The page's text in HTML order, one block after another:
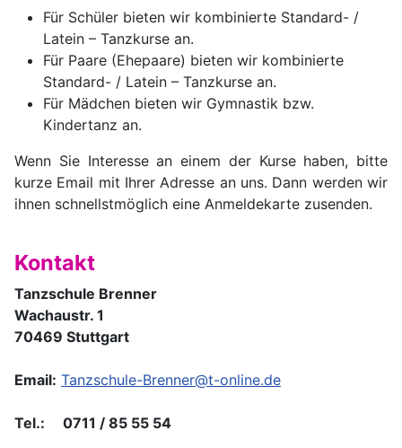
Für Schüler bieten wir kombinierte Standard- /
Latein – Tanzkurse an.
Für Paare (Ehepaare) bieten wir kombinierte
Standard- / Latein – Tanzkurse an.
Für Mädchen bieten wir Gymnastik bzw.
Kindertanz an.
Wenn Sie Interesse an einem der Kurse haben, bitte
kurze Email mit Ihrer Adresse an uns. Dann werden wir
ihnen schnellstmöglich eine Anmeldekarte zusenden.
Kontakt
Tanzschule Brenner
Wachaustr. 1
70469 Stuttgart
Email: Tanzschule-Brenner@t-online.de
Tel.: 0711 / 85 55 54